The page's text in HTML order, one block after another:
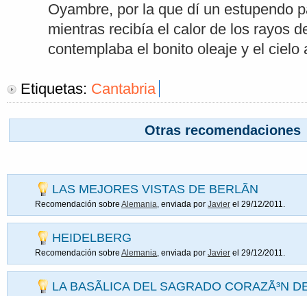
Oyambre, por la que dí un estupendo
mientras recibía el calor de los rayos
contemplaba el bonito oleaje y el cielo
Etiquetas: Cantabria
Otras recomendaciones
LAS MEJORES VISTAS DE BERLÃ­N
Recomendación sobre Alemania, enviada por Javier el 29/12/2011.
HEIDELBERG
Recomendación sobre Alemania, enviada por Javier el 29/12/2011.
LA BASÃ­LICA DEL SAGRADO CORAZÃ³N